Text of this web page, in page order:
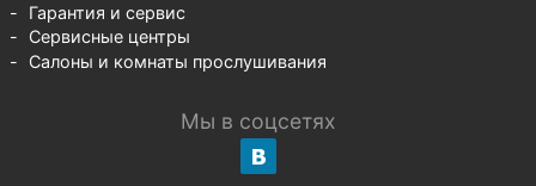
Гарантия и сервис
Сервисные центры
Салоны и комнаты прослушивания
Мы в соцсетях